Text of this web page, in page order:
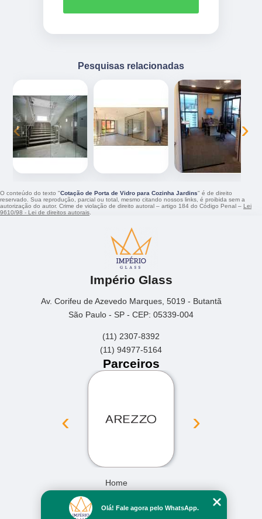
Pesquisas relacionadas
‹ ›
O conteúdo do texto "Cotação de Porta de Vidro para Cozinha Jardins" é de direito
reservado. Sua reprodução, parcial ou total, mesmo citando nossos links, é proibida sem a
autorização do autor. Crime de violação de direito autoral – artigo 184 do Código Penal – Lei
9610/98 - Lei de direitos autorais
Império Glass
Av. Corifeu de Azevedo Marques, 5019 - Butantã
São Paulo - SP - CEP: 05339-004
(11) 2307-8392
(11) 94977-5164
Parceiros
‹ ›
Home
Missão
Olá! Fale agora pelo WhatsApp.